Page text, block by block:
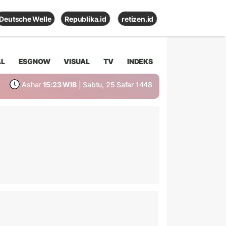
Deutsche Welle Republika.id retizen.id
ESGNOW VISUAL TV INDEKS
Ashar 15:23 WIB | Sabtu, 25 Safar 1448